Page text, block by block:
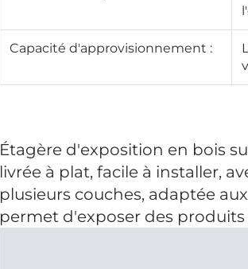
Capacité d'approvisionnement :
Étagère d'exposition en bois
livrée à plat, facile à installer,
plusieurs couches, adaptée
permet d'exposer des